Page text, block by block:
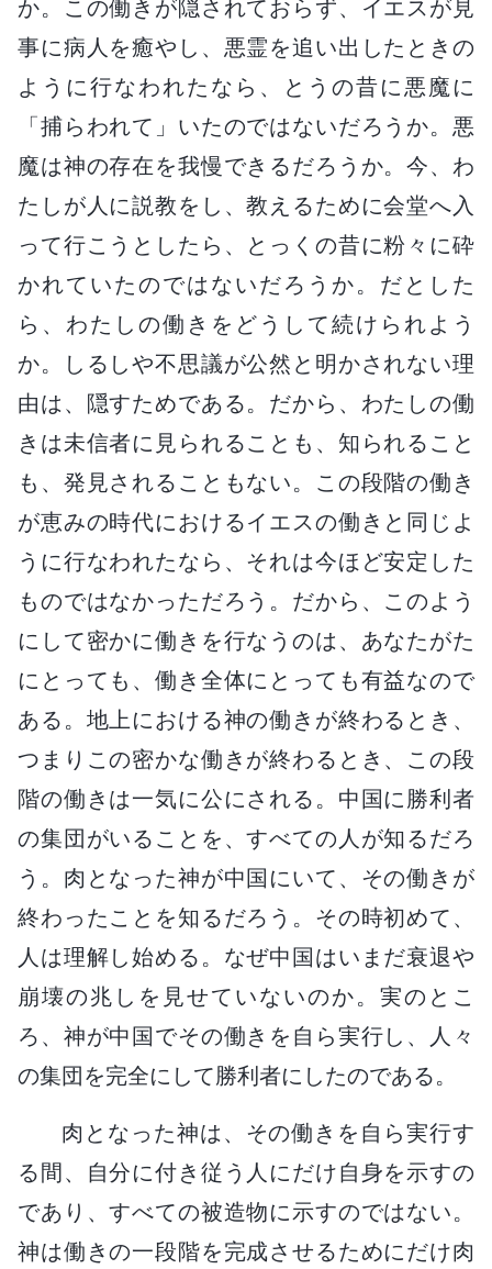
か。この働きが隠されておらず、イエスが見
事に病人を癒やし、悪霊を追い出したときの
ように行なわれたなら、とうの昔に悪魔に
「捕らわれて」いたのではないだろうか。悪
魔は神の存在を我慢できるだろうか。今、わ
たしが人に説教をし、教えるために会堂へ入
って行こうとしたら、とっくの昔に粉々に砕
かれていたのではないだろうか。だとした
ら、わたしの働きをどうして続けられよう
か。しるしや不思議が公然と明かされない理
由は、隠すためである。だから、わたしの働
きは未信者に見られることも、知られること
も、発見されることもない。この段階の働き
が恵みの時代におけるイエスの働きと同じよ
うに行なわれたなら、それは今ほど安定した
ものではなかっただろう。だから、このよう
にして密かに働きを行なうのは、あなたがた
にとっても、働き全体にとっても有益なので
ある。地上における神の働きが終わるとき、
つまりこの密かな働きが終わるとき、この段
階の働きは一気に公にされる。中国に勝利者
の集団がいることを、すべての人が知るだろ
う。肉となった神が中国にいて、その働きが
終わったことを知るだろう。その時初めて、
人は理解し始める。なぜ中国はいまだ衰退や
崩壊の兆しを見せていないのか。実のとこ
ろ、神が中国でその働きを自ら実行し、人々
の集団を完全にして勝利者にしたのである。
肉となった神は、その働きを自ら実行す
る間、自分に付き従う人にだけ自身を示すの
であり、すべての被造物に示すのではない。
神は働きの一段階を完成させるためにだけ肉